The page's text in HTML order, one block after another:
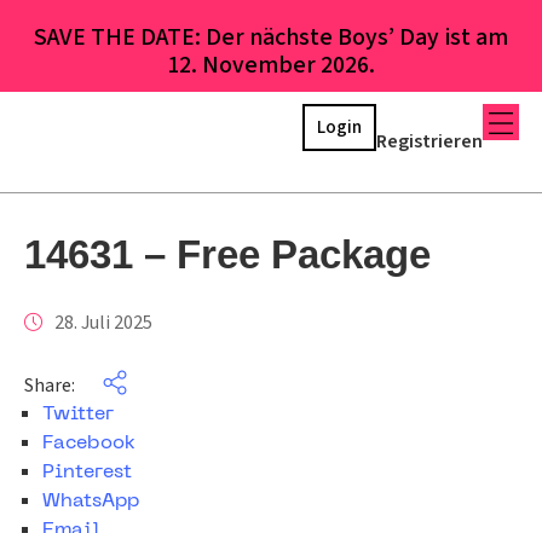
SAVE THE DATE: Der nächste Boys’ Day ist am
12. November 2026.
Registrieren
Login
14631 – Free Package
28. Juli 2025
Share:
Twitter
Facebook
Pinterest
WhatsApp